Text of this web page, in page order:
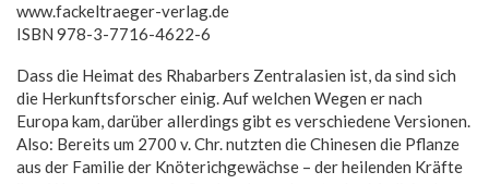
www.fackeltraeger-verlag.de
ISBN 978-3-7716-4622-6
Dass die Heimat des Rhabarbers Zentralasien ist, da sind sich
die Herkunftsforscher einig. Auf welchen Wegen er nach
Europa kam, darüber allerdings gibt es verschiedene Versionen.
Also: Bereits um 2700 v. Chr. nutzten die Chinesen die Pflanze
aus der Familie der Knöterichgewächse – der heilenden Kräfte